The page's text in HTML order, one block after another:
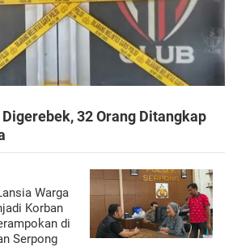
32 Orang Ditangkap
Warga
Korban
di
Serpong